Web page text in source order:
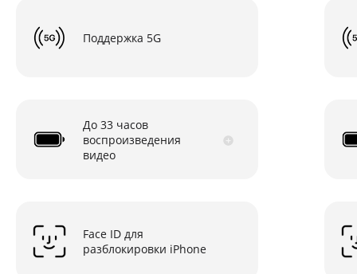
Поддержка 5G
До 33 часов
воспроизведения
видео
Face ID для
разблокировки iPhone